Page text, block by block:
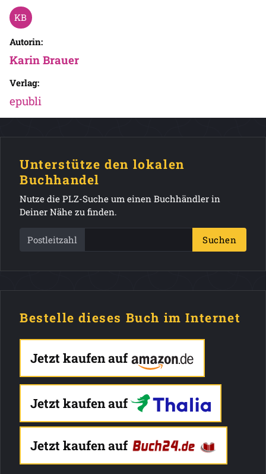
Autorin:
Karin Brauer
Verlag:
epubli
Unterstütze den lokalen
Buchhandel
Nutze die PLZ-Suche um einen Buchhändler in
Deiner Nähe zu finden.
Postleitzahl Suchen
Bestelle dieses Buch im Internet
Jetzt kaufen auf
Jetzt kaufen auf
Jetzt kaufen auf